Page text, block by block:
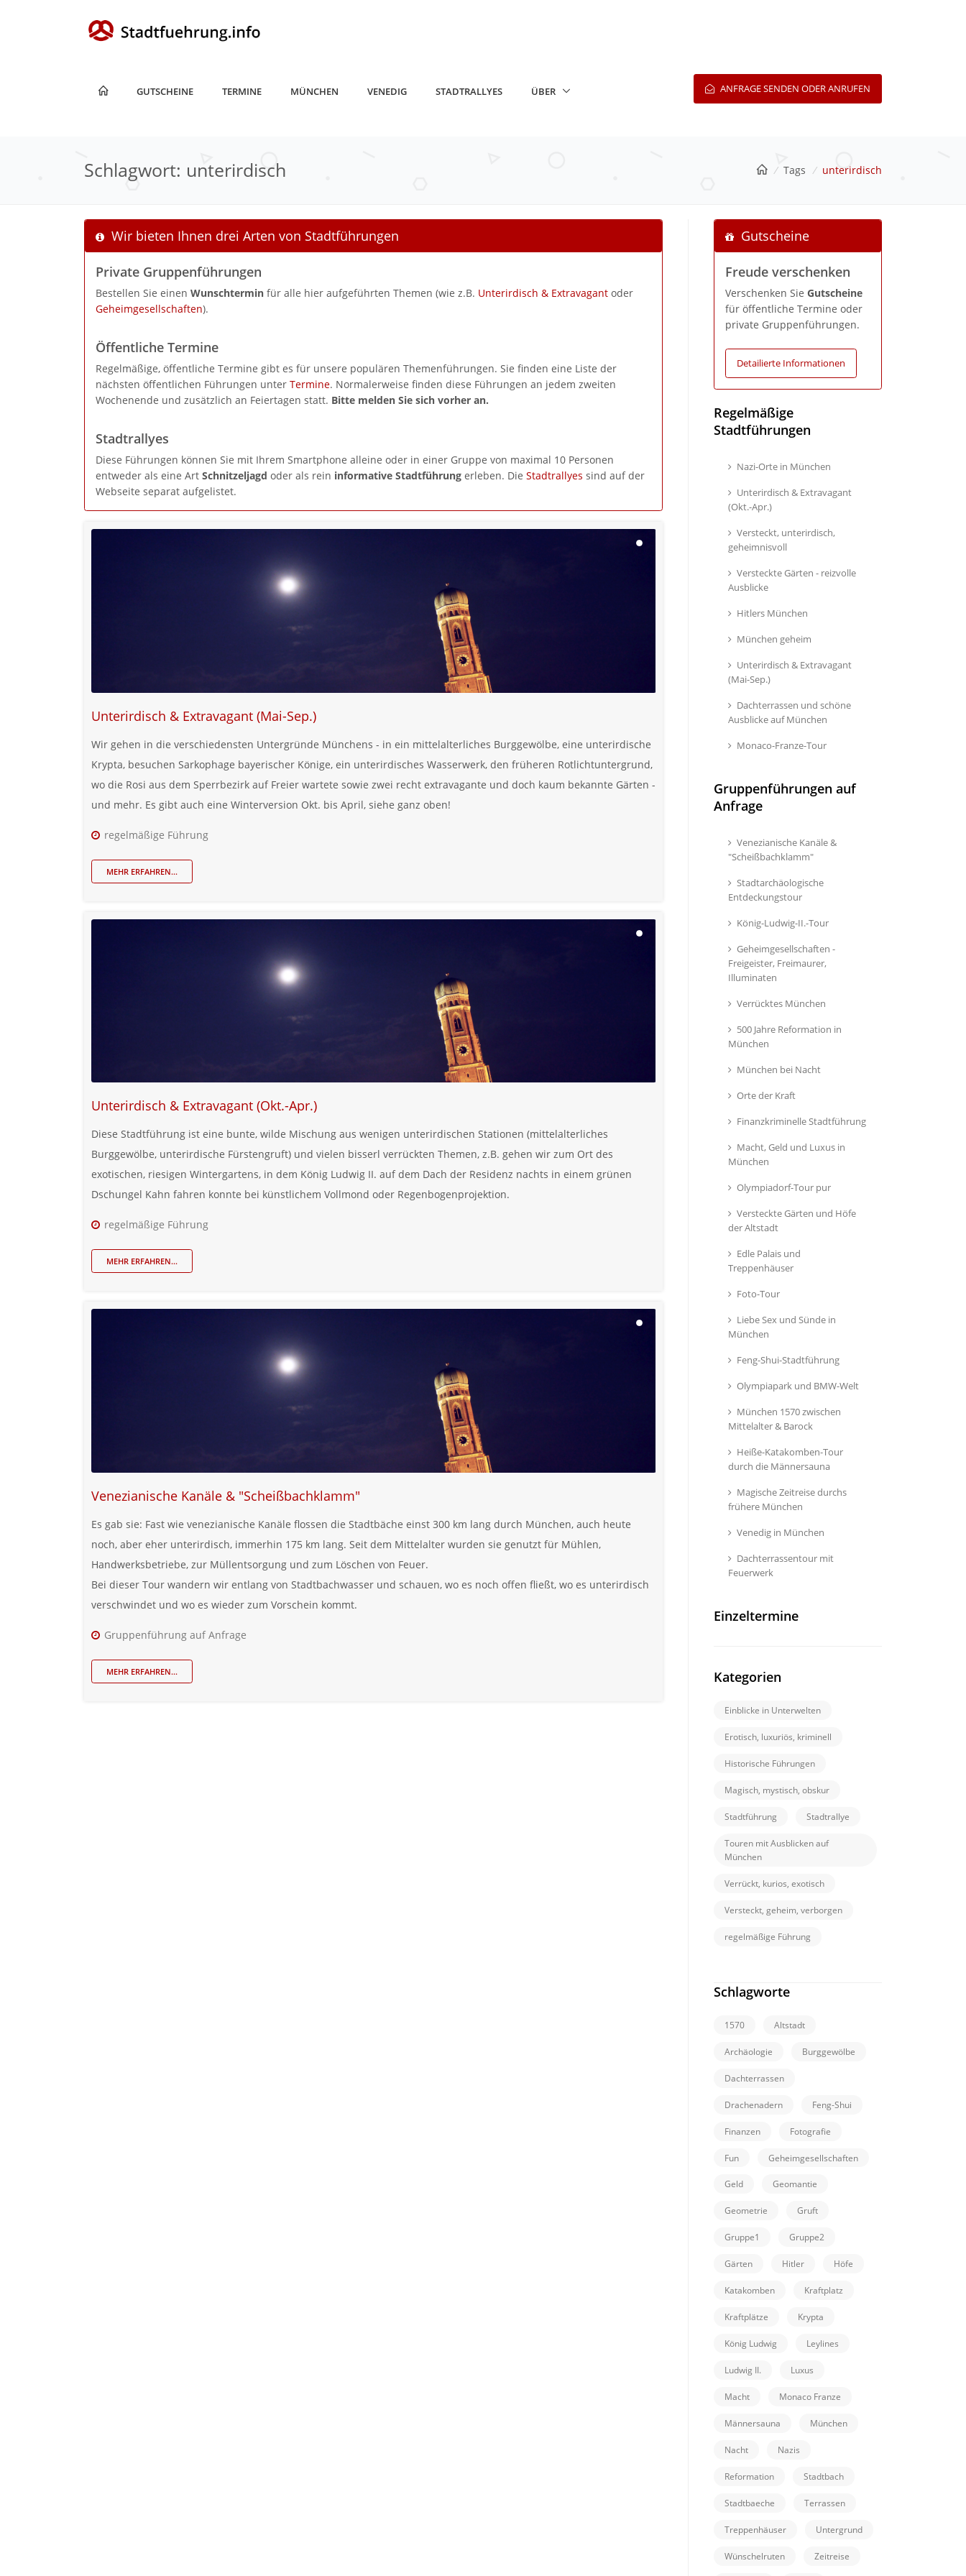
GUTSCHEINE TERMINE MÜNCHEN VENEDIG STADTRALLYES ÜBER ANFRAGE SENDEN ODER ANRUFEN
Schlagwort: unterirdisch / Tags / unterirdisch
Wir bieten Ihnen drei Arten von Stadtführungen
Private Gruppenführungen
Bestellen Sie einen Wunschtermin für alle hier aufgeführten Themen (wie z.B. Unterirdisch & Extravagant oder
Geheimgesellschaften).
Öffentliche Termine
Regelmäßige, öffentliche Termine gibt es für unsere populären Themenführungen. Sie finden eine Liste der
nächsten öffentlichen Führungen unter Termine. Normalerweise finden diese Führungen an jedem zweiten
Wochenende und zusätzlich an Feiertagen statt. Bitte melden Sie sich vorher an.
Stadtrallyes
Diese Führungen können Sie mit Ihrem Smartphone alleine oder in einer Gruppe von maximal 10 Personen
entweder als eine Art Schnitzeljagd oder als rein informative Stadtführung erleben. Die Stadtrallyes sind auf der
Webseite separat aufgelistet.
Unterirdisch & Extravagant (Mai-Sep.)
Wir gehen in die verschiedensten Untergründe Münchens - in ein mittelalterliches Burggewölbe, eine unterirdische
Krypta, besuchen Sarkophage bayerischer Könige, ein unterirdisches Wasserwerk, den früheren Rotlichtuntergrund,
wo die Rosi aus dem Sperrbezirk auf Freier wartete sowie zwei recht extravagante und doch kaum bekannte Gärten -
und mehr. Es gibt auch eine Winterversion Okt. bis April, siehe ganz oben!
regelmäßige Führung
MEHR ERFAHREN...
Unterirdisch & Extravagant (Okt.-Apr.)
Diese Stadtführung ist eine bunte, wilde Mischung aus wenigen unterirdischen Stationen (mittelalterliches
Burggewölbe, unterirdische Fürstengruft) und vielen bisserl verrückten Themen, z.B. gehen wir zum Ort des
exotischen, riesigen Wintergartens, in dem König Ludwig II. auf dem Dach der Residenz nachts in einem grünen
Dschungel Kahn fahren konnte bei künstlichem Vollmond oder Regenbogenprojektion.
regelmäßige Führung
MEHR ERFAHREN...
Venezianische Kanäle & "Scheißbachklamm"
Es gab sie: Fast wie venezianische Kanäle flossen die Stadtbäche einst 300 km lang durch München, auch heute
noch, aber eher unterirdisch, immerhin 175 km lang. Seit dem Mittelalter wurden sie genutzt für Mühlen,
Handwerksbetriebe, zur Müllentsorgung und zum Löschen von Feuer.
Bei dieser Tour wandern wir entlang von Stadtbachwasser und schauen, wo es noch offen fließt, wo es unterirdisch
verschwindet und wo es wieder zum Vorschein kommt.
Gruppenführung auf Anfrage
MEHR ERFAHREN...
Gutscheine
Freude verschenken
Verschenken Sie Gutscheine
für öffentliche Termine oder
private Gruppenführungen.
Detailierte Informationen
Regelmäßige
Stadtführungen
Nazi-Orte in München
Unterirdisch & Extravagant
(Okt.-Apr.)
Versteckt, unterirdisch,
geheimnisvoll
Versteckte Gärten - reizvolle
Ausblicke
Hitlers München
München geheim
Unterirdisch & Extravagant
(Mai-Sep.)
Dachterrassen und schöne
Ausblicke auf München
Monaco-Franze-Tour
Gruppenführungen auf
Anfrage
Venezianische Kanäle &
"Scheißbachklamm"
Stadtarchäologische
Entdeckungstour
König-Ludwig-II.-Tour
Geheimgesellschaften -
Freigeister, Freimaurer,
Illuminaten
Verrücktes München
500 Jahre Reformation in
München
München bei Nacht
Orte der Kraft
Finanzkriminelle Stadtführung
Macht, Geld und Luxus in
München
Olympiadorf-Tour pur
Versteckte Gärten und Höfe
der Altstadt
Edle Palais und
Treppenhäuser
Foto-Tour
Liebe Sex und Sünde in
München
Feng-Shui-Stadtführung
Olympiapark und BMW-Welt
München 1570 zwischen
Mittelalter & Barock
Heiße-Katakomben-Tour
durch die Männersauna
Magische Zeitreise durchs
frühere München
Venedig in München
Dachterrassentour mit
Feuerwerk
Einzeltermine
Kategorien
Einblicke in Unterwelten
Erotisch, luxuriös, kriminell
Historische Führungen
Magisch, mystisch, obskur
Stadtführung Stadtrallye
Touren mit Ausblicken auf
München
Verrückt, kurios, exotisch
Versteckt, geheim, verborgen
regelmäßige Führung
Schlagworte
1570 Altstadt
Archäologie Burggewölbe
Dachterrassen
Drachenadern Feng-Shui
Finanzen Fotografie
Fun Geheimgesellschaften
Geld Geomantie
Geometrie Gruft
Gruppe1 Gruppe2
Gärten Hitler Höfe
Katakomben Kraftplatz
Kraftplätze Krypta
König Ludwig Leylines
Ludwig II. Luxus
Macht Monaco Franze
Männersauna München
Nacht Nazis
Reformation Stadtbach
Stadtbaeche Terrassen
Treppenhäuser Untergrund
Wünschelruten Zeitreise